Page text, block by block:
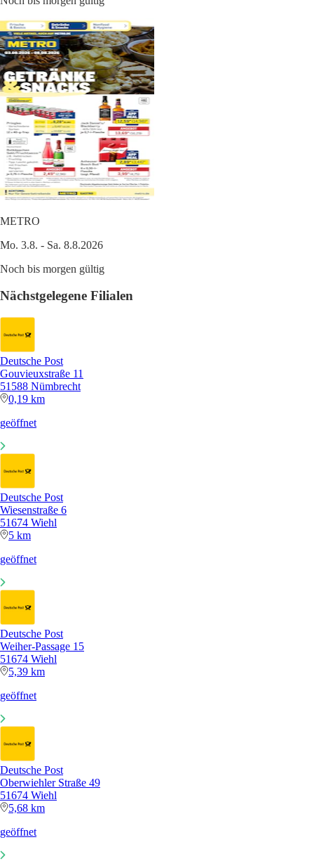
METRO
Mo. 3.8. - Sa. 8.8.2026
Noch bis morgen gültig
Nächstgelegene Filialen
Deutsche Post
Gouvieuxstraße 11
51588 Nümbrecht
0,19 km
geöffnet
Deutsche Post
Wiesenstraße 6
51674 Wiehl
5 km
geöffnet
Deutsche Post
Weiher-Passage 15
51674 Wiehl
5,39 km
geöffnet
Deutsche Post
Oberwiehler Straße 49
51674 Wiehl
5,68 km
geöffnet